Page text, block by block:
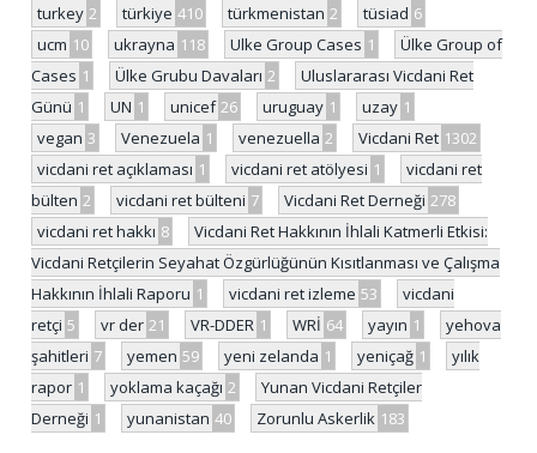
turkey 2 türkiye 410 türkmenistan 2 tüsiad 6
ucm 10 ukrayna 118 Ulke Group Cases 1
Ülke Group of
Cases 1 Ülke Grubu Davaları 2
Uluslararası Vicdani Ret
Günü 1 UN 1 unicef 26 uruguay 1 uzay 1
vegan 3 Venezuela 1 venezuella 2 Vicdani Ret 1302
vicdani ret açıklaması 1 vicdani ret atölyesi 1
vicdani ret
bülten 2 vicdani ret bülteni 7 Vicdani Ret Derneği 278
vicdani ret hakkı 8
Vicdani Ret Hakkının İhlali Katmerli Etkisi:
Vicdani Retçilerin Seyahat Özgürlüğünün Kısıtlanması ve Çalışma
Hakkının İhlali Raporu 1 vicdani ret izleme 53
vicdani
retçi 5 vr der 21 VR-DDER 1 WRİ 64 yayın 1
yehova
şahitleri 7 yemen 59 yeni zelanda 1 yeniçağ 1
yılık
rapor 1 yoklama kaçağı 2
Yunan Vicdani Retçiler
Derneği 1 yunanistan 40 Zorunlu Askerlik 183